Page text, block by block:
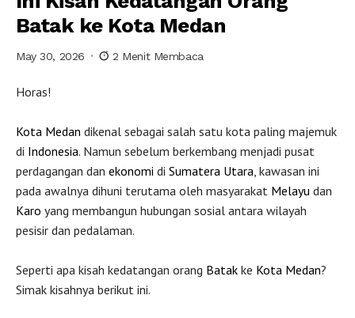
Batak ke Kota Medan
May 30, 2026 2 Menit Membaca
Horas!
Kota Medan dikenal sebagai salah satu kota paling majemuk
di Indonesia. Namun sebelum berkembang menjadi pusat
perdagangan dan ekonomi di Sumatera Utara , kawasan ini
pada awalnya dihuni terutama oleh masyarakat Melayu dan
Karo yang membangun hubungan sosial antara wilayah
pesisir dan pedalaman.
Seperti apa kisah kedatangan orang Batak ke Kota Medan?
Simak kisahnya berikut ini.